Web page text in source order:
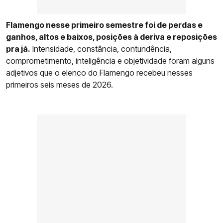
Flamengo nesse primeiro semestre foi de perdas e
ganhos, altos e baixos, posições à deriva e reposições
pra já. Intensidade, constância, contundência,
comprometimento, inteligência e objetividade foram alguns
adjetivos que o elenco do Flamengo recebeu nesses
primeiros seis meses de 2026.